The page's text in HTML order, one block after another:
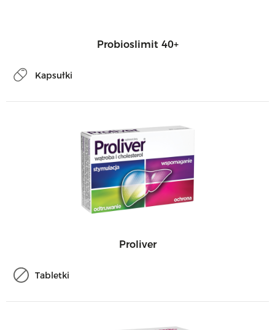
Probioslimit 40+
Kapsułki
Proliver
Tabletki